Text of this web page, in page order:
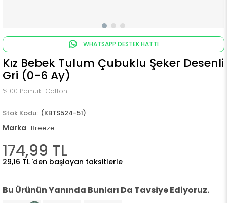
WHATSAPP DESTEK HATTI
Kız Bebek Tulum Çubuklu Şeker Desenli
Gri (0-6 Ay)
%100 Pamuk-Cotton
(KBTS524-51)
Marka : Breeze
174,99 TL
29,16 TL 'den başlayan taksitlerle
Bu Ürünün Yanında Bunları Da Tavsiye Ediyoruz.